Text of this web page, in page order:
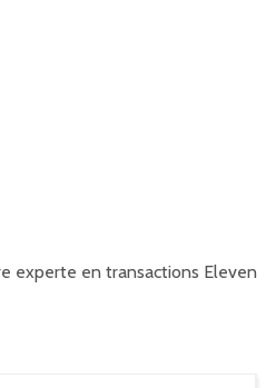
experte en transactions Eleven